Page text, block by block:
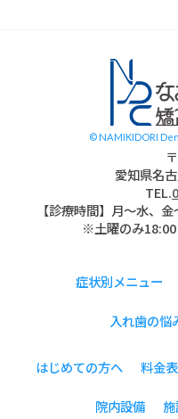
© NAMIKIDORI
愛知県名
TEL.
【診療時間】月〜水、
※土曜のみ
症状別メニュー
入れ歯の悩
はじめての方へ 料金表
院内設備